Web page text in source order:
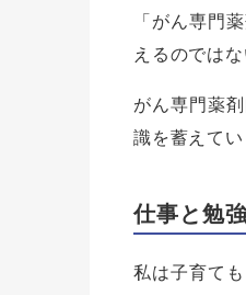
「がん専門
えるのでは
がん専門薬
識を蓄えてい
仕事と勉
私は子育て